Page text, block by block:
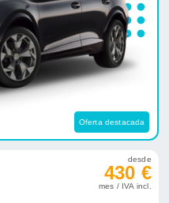
Oferta destacada
desde
430 €
mes / IVA incl.